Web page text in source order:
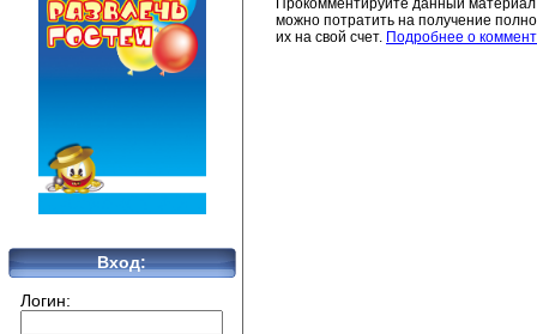
Вход:
Логин:
Прокомментируйте данный
можно потратить на получение
их на свой счет. Подробнее о